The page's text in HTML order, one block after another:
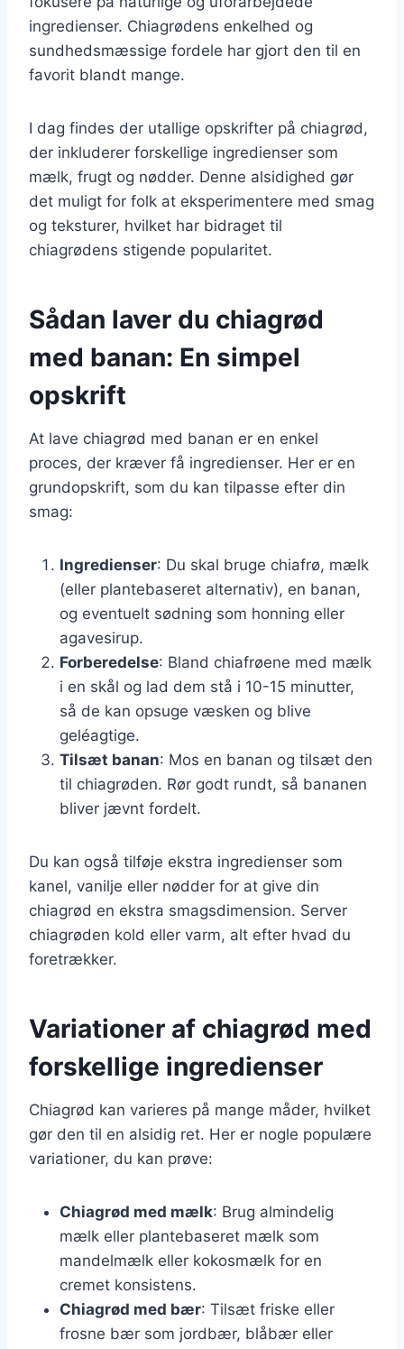
ingredienser. Chiagrødens enkelhed og
sundhedsmæssige fordele har gjort den til en
favorit blandt mange.
I dag findes der utallige opskrifter på chiagrød,
der inkluderer forskellige ingredienser som
mælk, frugt og nødder. Denne alsidighed gør
det muligt for folk at eksperimentere med smag
og teksturer, hvilket har bidraget til
chiagrødens stigende popularitet.
Sådan laver du chiagrød
med banan: En simpel
opskrift
At lave chiagrød med banan er en enkel
proces, der kræver få ingredienser. Her er en
grundopskrift, som du kan tilpasse efter din
smag:
Ingredienser: Du skal bruge chiafrø, mælk
(eller plantebaseret alternativ), en banan,
og eventuelt sødning som honning eller
agavesirup.
Forberedelse: Bland chiafrøene med mælk
i en skål og lad dem stå i 10-15 minutter,
så de kan opsuge væsken og blive
geléagtige.
Tilsæt banan: Mos en banan og tilsæt den
til chiagrøden. Rør godt rundt, så bananen
bliver jævnt fordelt.
Du kan også tilføje ekstra ingredienser som
kanel, vanilje eller nødder for at give din
chiagrød en ekstra smagsdimension. Server
chiagrøden kold eller varm, alt efter hvad du
foretrækker.
Variationer af chiagrød med
forskellige ingredienser
Chiagrød kan varieres på mange måder, hvilket
gør den til en alsidig ret. Her er nogle populære
variationer, du kan prøve:
Chiagrød med mælk: Brug almindelig
mælk eller plantebaseret mælk som
mandelmælk eller kokosmælk for en
cremet konsistens.
Chiagrød med bær: Tilsæt friske eller
frosne bær som jordbær, blåbær eller